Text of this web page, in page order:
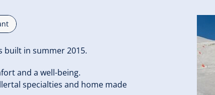
built in summer 2015.
and a well-being.
specialties and home made